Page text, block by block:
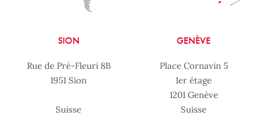
SION
Rue de Pré-Fleuri 8B
1951 Sion
Suisse
GENÈVE
Place Cornavin 5
1er étage
1201 Genève
Suisse